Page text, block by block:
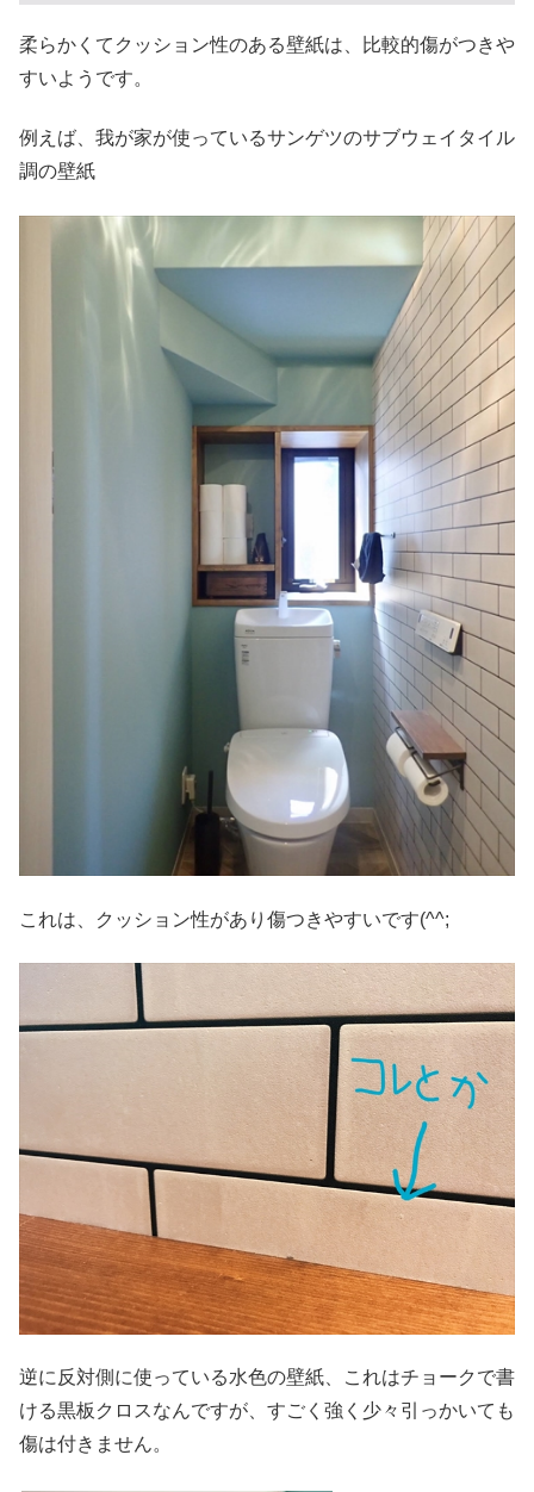
柔らかくてクッション性のある壁紙は、比較的傷がつきや
すいようです。
例えば、我が家が使っているサンゲツのサブウェイタイル
調の壁紙
これは、クッション性があり傷つきやすいです(^^;
逆に反対側に使っている水色の壁紙、これはチョークで書
ける黒板クロスなんですが、すごく強く少々引っかいても
傷は付きません。